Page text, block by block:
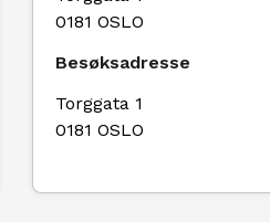
0181 OSLO
Besøksadresse
Torggata 1
0181 OSLO